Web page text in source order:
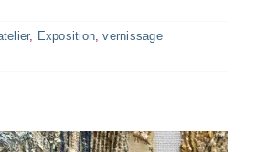
, Exposition ,vernissage